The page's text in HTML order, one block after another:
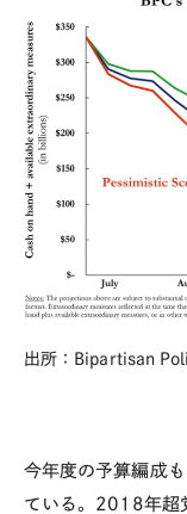
出所：Bipartisan
今年度の予算編成
ている。2018年超